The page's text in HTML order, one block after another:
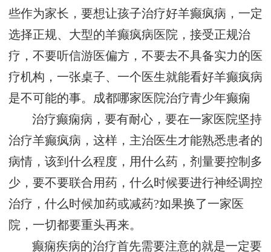
些作为家长，要想让孩子治疗好羊癫疯病，一定
选择正规、大型的羊癫疯病医院，接受正规治
疗，不要听信游医偏方，不要去不具备实力的医
疗机构，一张桌子、一个医生就能看好羊癫疯病
是不可能的事。 成都哪家医院治疗青少年癫痫
治疗癫痫病，要有耐心，要在一家医院坚持
治疗羊癫疯病，这样，主治医生才能熟悉患者的
病情，该到什么程度，用什么药，剂量要控制多
少，要不要联合用药，什么时候要进行神经调控
治疗，什么时候加药或减药?如果换了一家医
院，一切都要重头再来。
癫痫疾病的治疗首先需要注意的就是一定要